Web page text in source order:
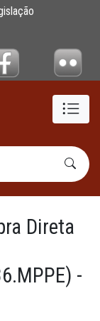
n.º
Direta
-